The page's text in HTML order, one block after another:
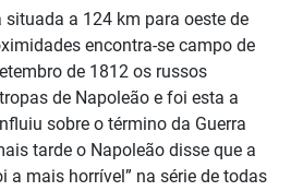
a 124 km para oeste de
encontra-se campo de
de 1812 os russos
de Napoleão e foi esta a
sobre o término da Guerra
tarde o Napoleão disse que a
a mais horrível” na série de todas